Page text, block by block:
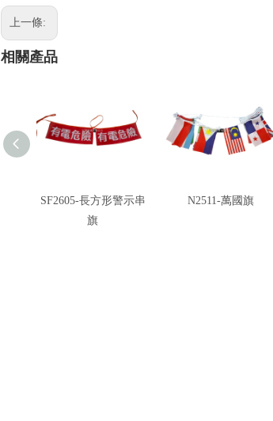
上一條:
相關產品
SF2605-長方形警示串
旗
N2511-萬國旗